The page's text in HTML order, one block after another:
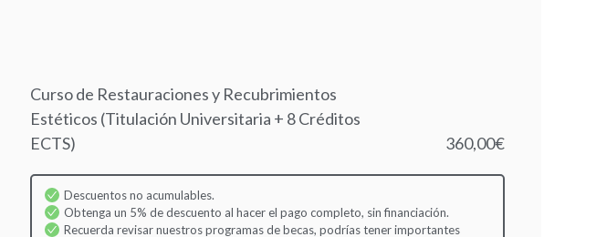
Curso de Restauraciones y Recubrimientos
Estéticos (Titulación Universitaria + 8 Créditos
ECTS)
360,00€
Descuentos no acumulables.
Obtenga un 5% de descuento al hacer el pago completo, sin financiación.
Recuerda revisar nuestros programas de becas, podrías tener importantes